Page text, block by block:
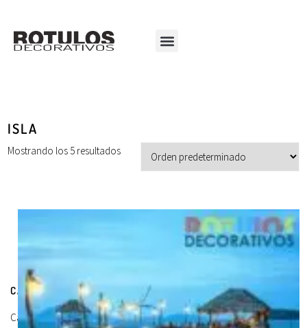
ISLA
Mostrando los 5 resultados
CATEGORÍAS DE PRODUCTOS
Carteles Para Puertas(3)